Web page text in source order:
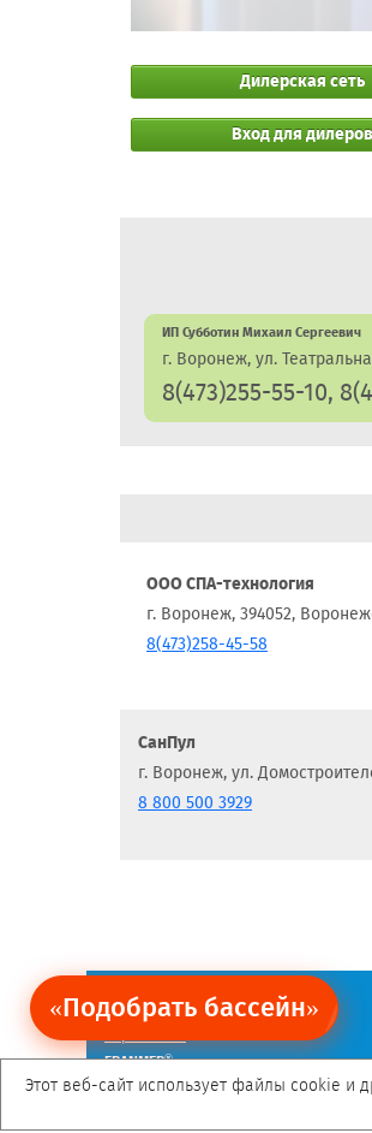
Дилерская сеть
Вход для дилеров
ИП Субботин Михаил Сергеевич
г. Воронеж, ул.
8(473)255-55-10,
ООО СПА-технология
г. Воронеж, 394052,
8(473)258-45-58
СанПул
г. Воронеж, ул.
8 800 500 3929
«Подобрать бассейн»
Ограничение обязательств.
Политика персональных данных
FRANMER®— зарегистрированная
Мы в социальных сетях
Этот веб-сайт использует файлы cookie и